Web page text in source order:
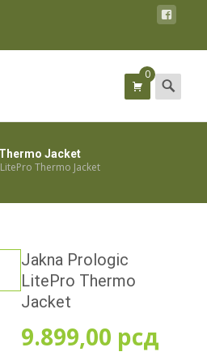
0 Search
for:
Jacket
Thermo Jacket
Jakna Prologic
LitePro Thermo
Jacket
9.899,00 рсд